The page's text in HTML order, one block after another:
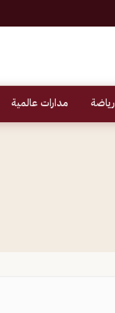
رياضة مدارات عالمية